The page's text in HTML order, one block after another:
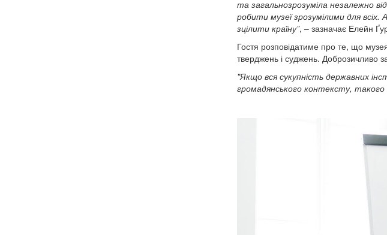
та загальнозрозуміла незалежно
робити музеї зрозумілими для
зцілити країну”, – зазначає Елейн
Гостя розповідатиме про те, що
тверджень і суджень. Доброзичливо
"Якщо вся сукупність державних
громадянського контексту,